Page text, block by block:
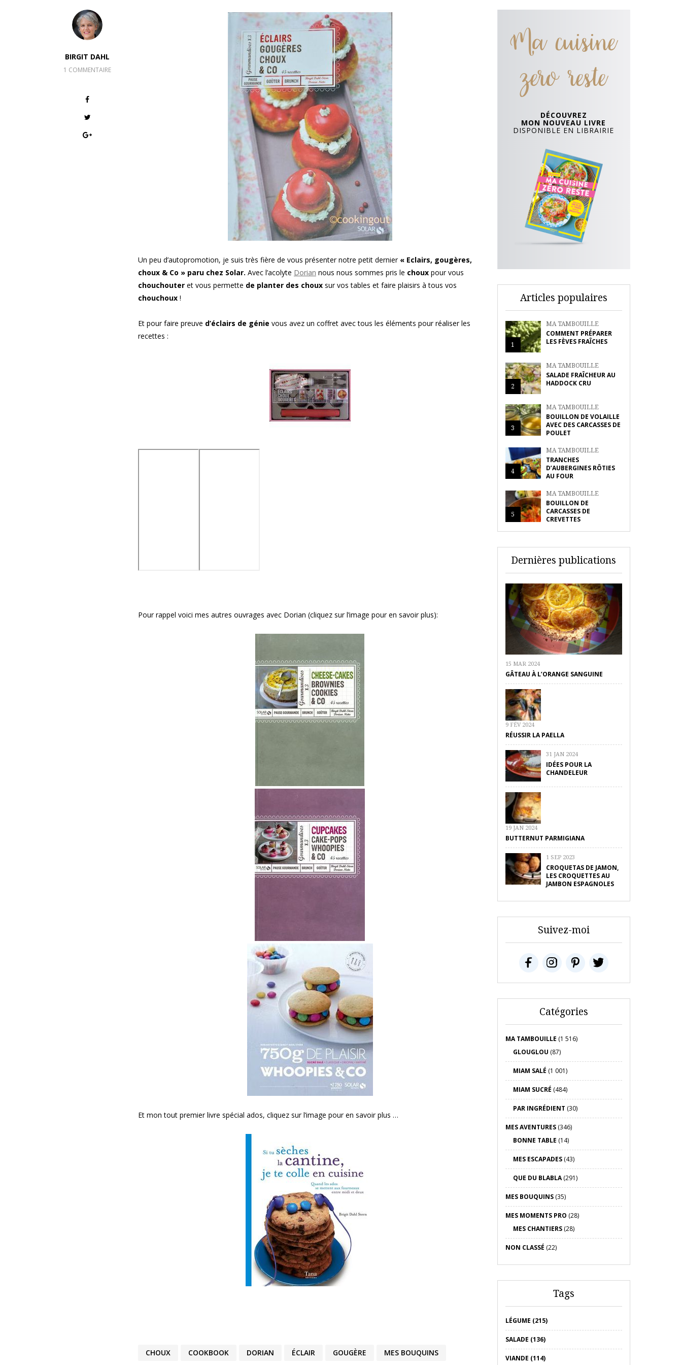
BIRGIT DAHL
1 COMMENTAIRE
Un peu d’autopromotion, je suis très fière de vous présenter notre petit dernier « Eclairs, gougères,
choux & Co » paru chez Solar. Avec l’acolyte Dorian nous nous sommes pris le choux pour vous
chouchouter et vous permette de planter des choux sur vos tables et faire plaisirs à tous vos
chouchoux !
Et pour faire preuve d’éclairs de génie vous avez un coffret avec tous les éléments pour réaliser les
recettes :
Pour rappel voici mes autres ouvrages avec Dorian (cliquez sur l’image pour en savoir plus):
Et mon tout premier livre spécial ados, cliquez sur l’image pour en savoir plus …
CHOUX COOKBOOK DORIAN ÉCLAIR GOUGÈRE MES BOUQUINS
Ma cuisine
zero reste
DÉCOUVREZ
MON NOUVEAU LIVRE
DISPONIBLE EN LIBRAIRIE
Articles populaires
1
MA TAMBOUILLE
COMMENT PRÉPARER
LES FÈVES FRAÎCHES
2
MA TAMBOUILLE
SALADE FRAÎCHEUR AU
HADDOCK CRU
3
MA TAMBOUILLE
BOUILLON DE VOLAILLE
AVEC DES CARCASSES DE
POULET
4
MA TAMBOUILLE
TRANCHES
D’AUBERGINES RÔTIES
AU FOUR
5
MA TAMBOUILLE
BOUILLON DE
CARCASSES DE
CREVETTES
Dernières publications
15 MAR 2024
GÂTEAU À L’ORANGE SANGUINE
9 FÉV 2024
RÉUSSIR LA PAELLA
31 JAN 2024
IDÉES POUR LA
CHANDELEUR
19 JAN 2024
BUTTERNUT PARMIGIANA
1 SEP 2023
CROQUETAS DE JAMON,
LES CROQUETTES AU
JAMBON ESPAGNOLES
Suivez-moi
Catégories
MA TAMBOUILLE (1 516)
GLOUGLOU (87)
MIAM SALÉ (1 001)
MIAM SUCRÉ (484)
PAR INGRÉDIENT (30)
MES AVENTURES(346)
BONNE TABLE (14)
MES ESCAPADES(43)
QUE DU BLABLA(291)
MES BOUQUINS(35)
MES MOMENTS PRO (28)
MES CHANTIERS(28)
NON CLASSÉ (22)
Tags
LÉGUME (215)
SALADE (136)
VIANDE (114)